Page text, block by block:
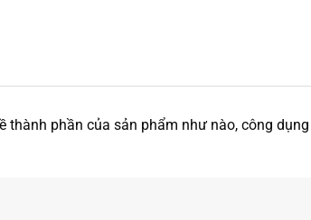
phần của sản phẩm như nào, công